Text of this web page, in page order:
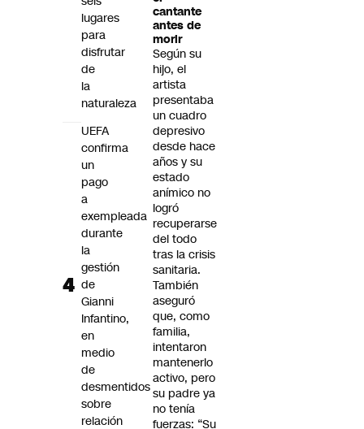
cantante
antes de
morir
Según su
hijo, el
artista
presentaba
un cuadro
depresivo
desde hace
años y su
estado
anímico no
logró
recuperarse
del todo
tras la crisis
sanitaria.
También
aseguró
que, como
familia,
intentaron
mantenerlo
activo, pero
su padre ya
no tenía
fuerzas: “Su
lugares
para
disfrutar
de
la
naturaleza
UEFA
confirma
un
pago
a
exempleada
durante
la
gestión
de
Gianni
Infantino,
en
medio
de
desmentidos
sobre
relación